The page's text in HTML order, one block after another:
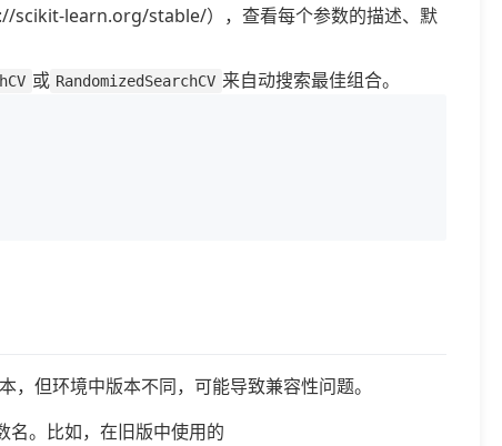
scikit-learn.org/stable/），查看每个参数的描述、默
或 RandomizedSearchCV 来自动搜索最佳组合。
但环境中版本不同，可能导致兼容性问题。
。比如，在旧版中使用的